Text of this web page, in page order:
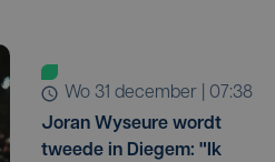
wo 31 december | 07:38
Joran Wyseure wordt
tweede in Diegem: "Ik